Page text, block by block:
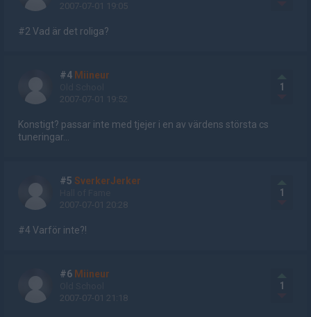
2007-07-01 19:05
#2 Vad är det roliga?
#4 Miineur
2007-07-01 19:52
1
Konstigt? passar inte med tjejer i en av värdens största cs
tuneringar...
#5 SverkerJerker
2007-07-01 20:28
1
#4 Varför inte?!
#6 Miineur
2007-07-01 21:18
1